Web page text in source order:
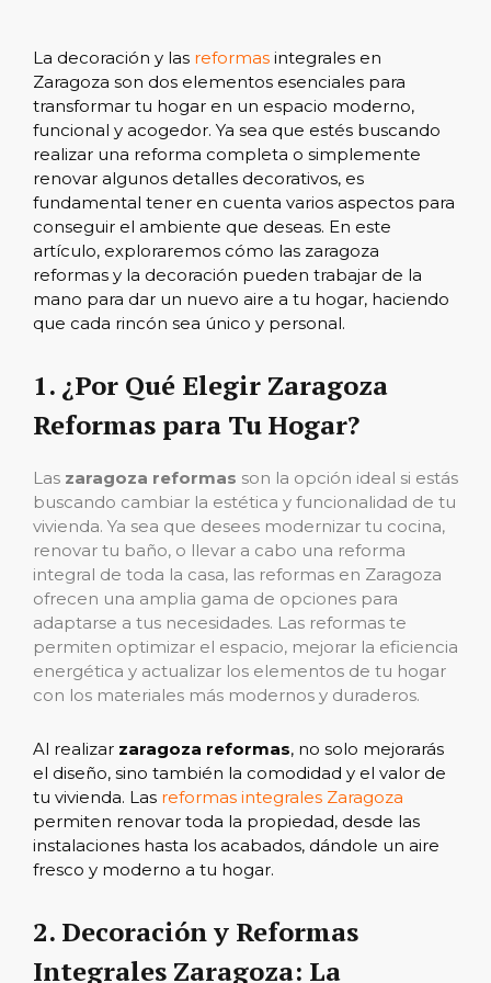
La decoración y las reformas integrales en
Zaragoza son dos elementos esenciales para
transformar tu hogar en un espacio moderno,
funcional y acogedor. Ya sea que estés buscando
realizar una reforma completa o simplemente
renovar algunos detalles decorativos, es
fundamental tener en cuenta varios aspectos para
conseguir el ambiente que deseas. En este
artículo, exploraremos cómo las zaragoza
reformas y la decoración pueden trabajar de la
mano para dar un nuevo aire a tu hogar, haciendo
que cada rincón sea único y personal.
1. ¿Por Qué Elegir Zaragoza
Reformas para Tu Hogar?
Las zaragoza reformas son la opción ideal si estás
buscando cambiar la estética y funcionalidad de tu
vivienda. Ya sea que desees modernizar tu cocina,
renovar tu baño, o llevar a cabo una reforma
integral de toda la casa, las reformas en Zaragoza
ofrecen una amplia gama de opciones para
adaptarse a tus necesidades. Las reformas te
permiten optimizar el espacio, mejorar la eficiencia
energética y actualizar los elementos de tu hogar
con los materiales más modernos y duraderos.
Al realizar zaragoza reformas, no solo mejorarás
el diseño, sino también la comodidad y el valor de
tu vivienda. Las reformas integrales Zaragoza
permiten renovar toda la propiedad, desde las
instalaciones hasta los acabados, dándole un aire
fresco y moderno a tu hogar.
2. Decoración y Reformas
Integrales Zaragoza: La